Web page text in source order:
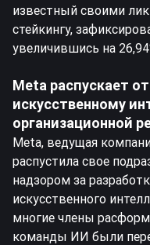
известный своими
стейкингу,
увеличившись на
Meta распускает
искусственному
организационной
Meta, ведущая
распустила свое
надзором за
искусственного
многие члены
команды ИИ были